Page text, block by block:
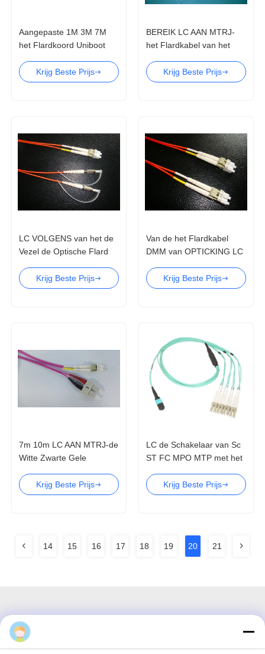
Aangepaste 1M 3M 7M
het Flardkoord Uniboot
Krijg Beste Prijs
BEREIK LC AAN MTRJ-
het Flardkabel van het
FTTHKrijg Beste Prijs
LC VOLGENS van het de
Vezel de Optische Flard
het Koordcei 61754-20
Krijg Beste Prijs
Van de het Flardkabel
DMM van OPTICKING LC
Vezel het Optische Flard
Krijg Beste Prijs
7m 10m LC AAN MTRJ-de
Witte Zwarte Gele
de Flardkabel
Krijg Beste Prijs
LC de Schakelaar van Sc
ST FC MPO MTP met het
het Flardkoord SM
Krijg Beste Prijs
14 15 16 17 18 19 20 21